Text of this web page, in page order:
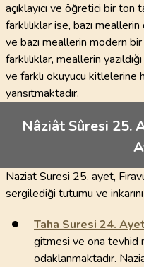
açıklayıcı ve öğretici bir ton
farklılıklar ise, bazı
ve bazı meallerin modern
farklılıklar, meallerin
ve farklı okuyucu kitlelerine
yansıtmaktadır.
Nâziât Sûresi 25.
Naziat Suresi 25. ayet,
sergilediği tutumu ve
Taha Suresi 24. Ayet
gitmesi ve ona tevhid
odaklanmaktadır.